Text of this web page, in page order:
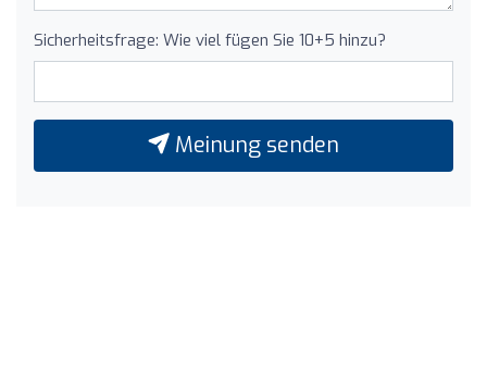
Sicherheitsfrage: Wie viel fügen Sie 10+5 hinzu?
Meinung senden